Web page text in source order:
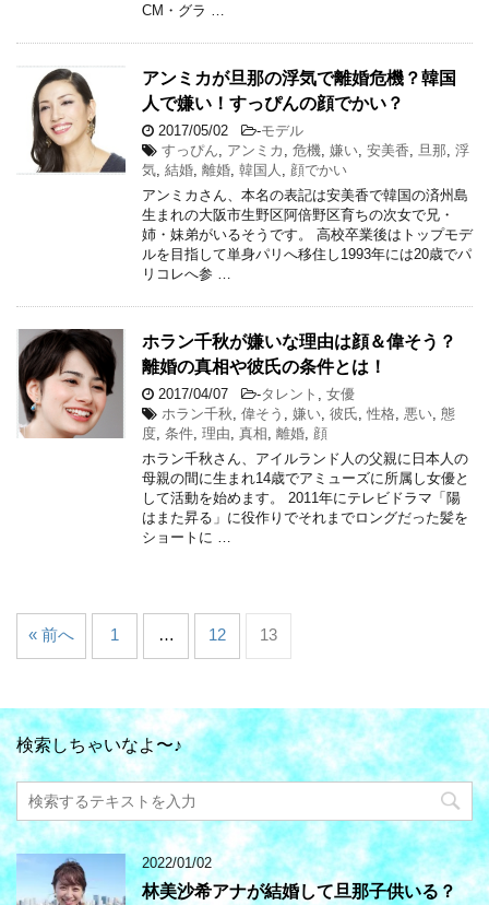
CM・グラ …
アンミカが旦那の浮気で離婚危機？韓国
人で嫌い！すっぴんの顔でかい？
2017/05/02 -モデル
すっぴん
アンミカ 危機 嫌い 安美香 旦那 浮
気 結婚 離婚 韓国人
顔でかい
アンミカさん、本名の表記は安美香で韓国の済州島
生まれの大阪市生野区阿倍野区育ちの次女で兄・
姉・妹弟がいるそうです。 高校卒業後はトップモデ
ルを目指して単身パリへ移住し1993年には20歳でパ
リコレへ参 …
ホラン千秋が嫌いな理由は顔＆偉そう？
離婚の真相や彼氏の条件とは！
2017/04/07 -タレント
女優
ホラン千秋 偉そう 嫌い 彼氏 性格 悪い 態
度 条件 理由 真相 離婚 顔
ホラン千秋さん、アイルランド人の父親に日本人の
母親の間に生まれ14歳でアミューズに所属し女優と
して活動を始めます。 2011年にテレビドラマ「陽
はまた昇る」に役作りでそれまでロングだった髪を
ショートに …
« 前へ 1 … 12 13
検索しちゃいなよ〜♪
2022/01/02
林美沙希アナが結婚して旦那子供いる？